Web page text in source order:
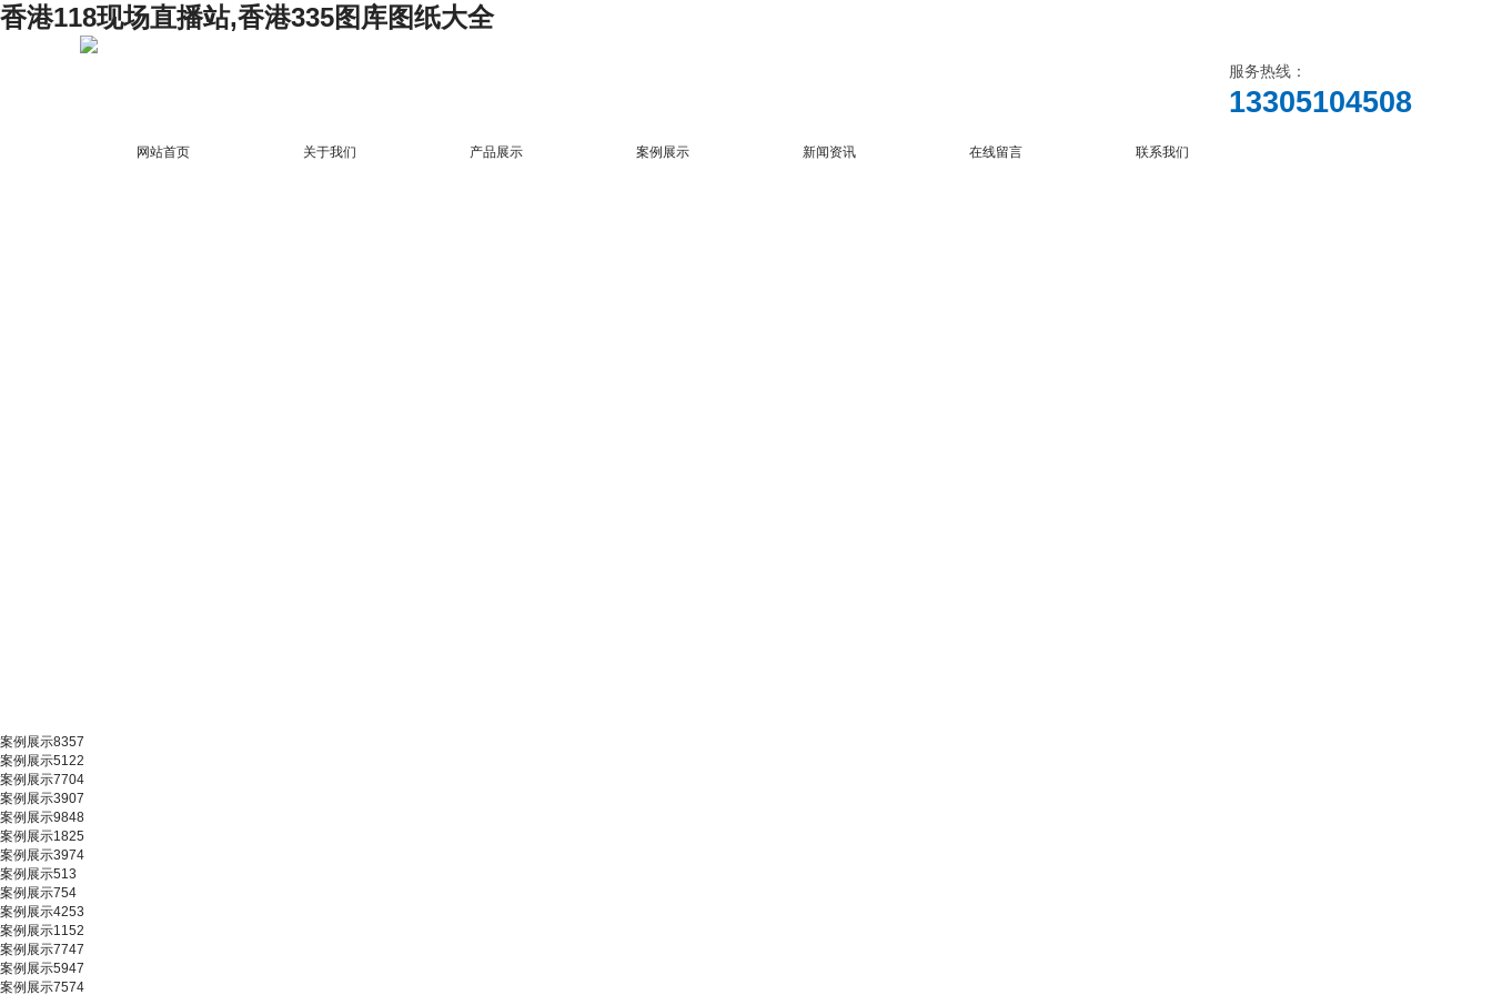
香港118现场直播站,香港335图库图纸大全
服务热线：
13305104508
网站首页 关于我们 产品展示 案例展示 新闻资讯 在线留言 联系我们
案例展示8357
案例展示5122
案例展示7704
案例展示3907
案例展示9848
案例展示1825
案例展示3974
案例展示513
案例展示754
案例展示4253
案例展示1152
案例展示7747
案例展示5947
案例展示7574